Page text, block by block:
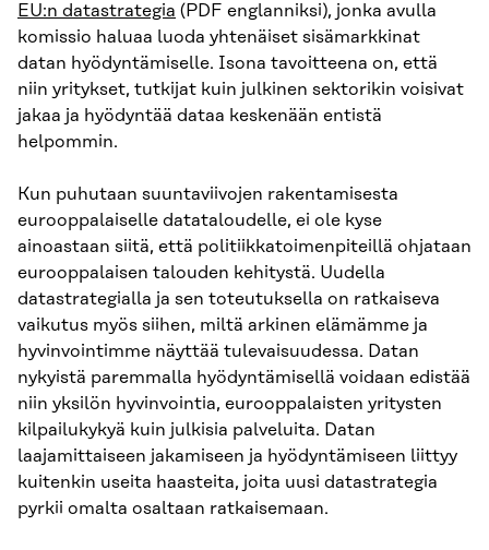
EU:n datastrategia (PDF englanniksi), jonka avulla
komissio haluaa luoda yhtenäiset sisämarkkinat
datan hyödyntämiselle. Isona tavoitteena on, että
niin yritykset, tutkijat kuin julkinen sektorikin voisivat
jakaa ja hyödyntää dataa keskenään entistä
helpommin.
Kun puhutaan suuntaviivojen rakentamisesta
eurooppalaiselle datataloudelle, ei ole kyse
ainoastaan siitä, että politiikkatoimenpiteillä ohjataan
eurooppalaisen talouden kehitystä. Uudella
datastrategialla ja sen toteutuksella on ratkaiseva
vaikutus myös siihen, miltä arkinen elämämme ja
hyvinvointimme näyttää tulevaisuudessa. Datan
nykyistä paremmalla hyödyntämisellä voidaan edistää
niin yksilön hyvinvointia, eurooppalaisten yritysten
kilpailukykyä kuin julkisia palveluita. Datan
laajamittaiseen jakamiseen ja hyödyntämiseen liittyy
kuitenkin useita haasteita, joita uusi datastrategia
pyrkii omalta osaltaan ratkaisemaan.